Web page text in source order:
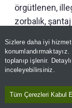
Sizlere daha iyi
toplanıp işlenir.
inceleyebilirsiniz.
Tüm Çerezleri Kabul
örgütlenen,
zorbalık,
Yapılan
olaylarda
Nilgün Aygar